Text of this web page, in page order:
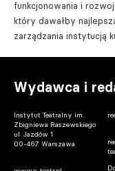
funkcjonowania i
który dawałby
zarządzania instytucją
Wydawca i
Instytut Teatralny im.
Zbigniewa Raszewskiego
ul. Jazdów 1
00-467 Warszawa